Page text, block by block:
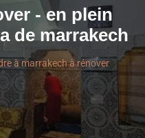
- en plein
de marrakech
à marrakech à rénover